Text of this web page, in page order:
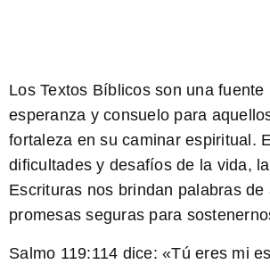
Los Textos Bíblicos son una
esperanza y consuelo para
fortaleza en su caminar espiritual.
dificultades y desafíos de la vida,
Escrituras nos brindan palabras de
promesas seguras para
Salmo 119:114 dice: «Tú eres mi